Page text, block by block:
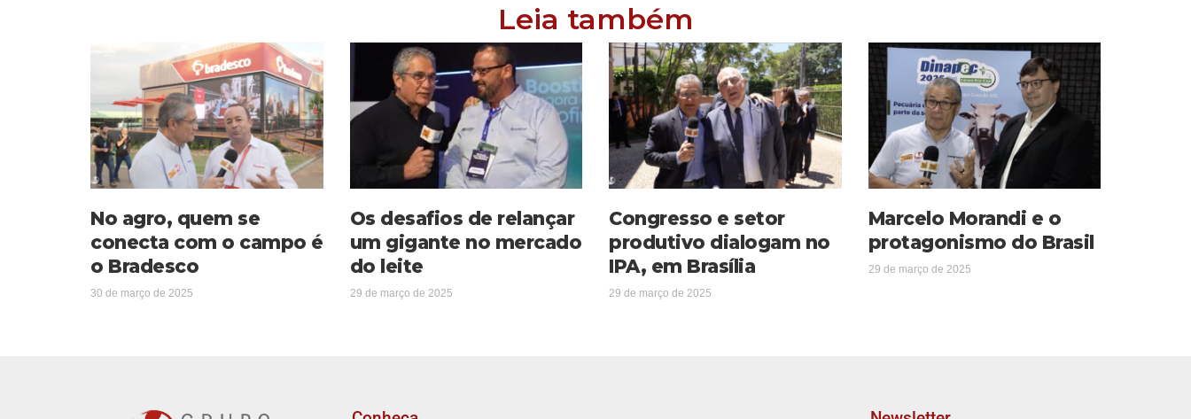
Leia também
No agro, quem se
conecta com o campo é
o Bradesco
30 de março de 2025
Os desafios de relançar
um gigante no mercado
do leite
29 de março de 2025
Congresso e setor
produtivo dialogam no
IPA, em Brasília
29 de março de 2025
Marcelo Morandi e o
protagonismo do Brasil
29 de março de 2025